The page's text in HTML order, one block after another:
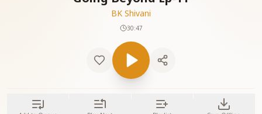
BK Shivani
30:47